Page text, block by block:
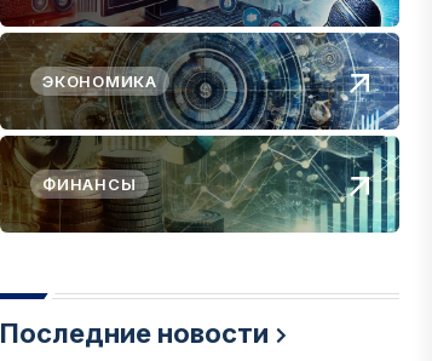
ЭКОНОМИКА
ФИНАНСЫ
Последние новости